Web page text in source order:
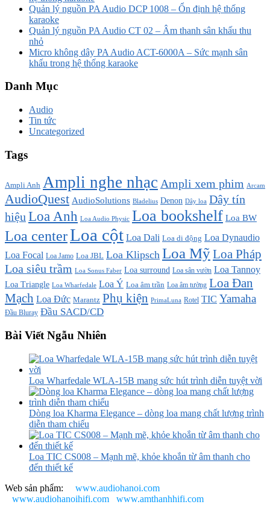
Quản lý nguồn PA Audio DCP 1008 – Ổn định hệ thống
karaoke
Quản lý nguồn PA Audio CT 02 – Âm thanh sân khấu thu
nhỏ
Micro không dây PA Audio ACT-6000A – Sức mạnh sân
khấu trong hệ thống karaoke
Danh Mục
Audio
Tin tức
Uncategorized
Tags
Ampli Anh Ampli nghe nhạc Ampli xem phim Arcam
AudioQuest AudioSolutions Bladelius Denon Dây loa Dây tín
hiệu Loa Anh Loa Audio Physic Loa bookshelf Loa BW
Loa centerLoa cột Loa Dali Loa di động Loa Dynaudio
Loa Focal Loa Jamo Loa JBL Loa Klipsch Loa MỹLoa Pháp
Loa siêu trầm Loa Sonus Faber Loa surround Loa sân vườn Loa Tannoy
Loa Triangle Loa Wharfedale Loa Ý Loa âm trần Loa âm tường Loa Đan
Mạch Loa Đức Marantz Phụ kiện PrimaLuna Rotel TIC Yamaha
Đầu Bluray Đầu SACD/CD
Bài Viết Ngẫu Nhiên
Loa Wharfedale WLA-15B mang sức hút trình diễn tuyệt vời
Dòng loa Kharma Elegance – dòng loa mang chất lượng trình
diễn tham chiếu
Loa TIC CS008 – Mạnh mẽ, khỏe khoắn từ âm thanh cho
đến thiết kế
Web sản phẩm: www.audiohanoi.com
www.audiohanoihifi.com
www.amthanhhifi.com